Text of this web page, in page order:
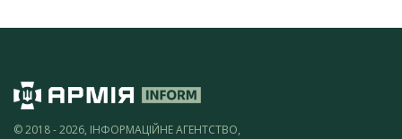
© 2018 - 2026, ІНФОРМАЦІЙНЕ АГЕНТСТВО,